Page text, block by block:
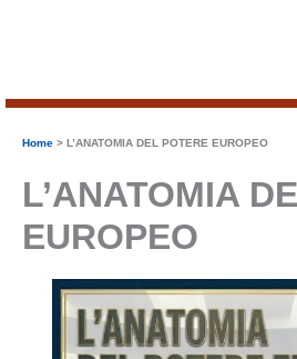
Home L’ANATOMIA DEL POTERE EUROPEO
L’ANATOMIA
EUROPEO